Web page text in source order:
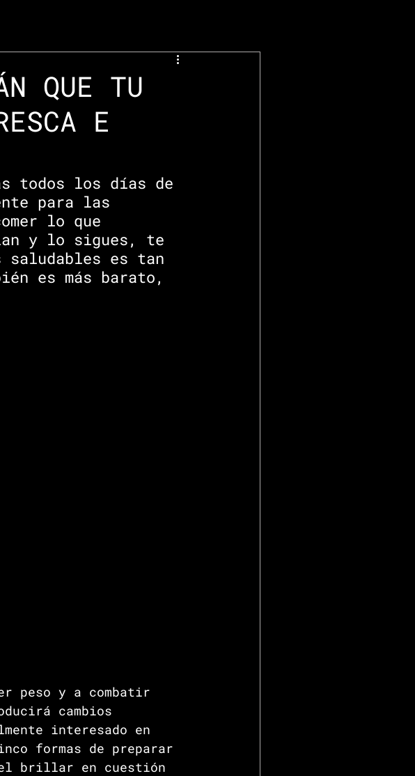
QUE TU
E
todos los días de
para las
lo que
y lo sigues, te
saludables es tan
es más barato,
peso y a combatir
cambios
interesado en
formas de preparar
brillar en cuestión